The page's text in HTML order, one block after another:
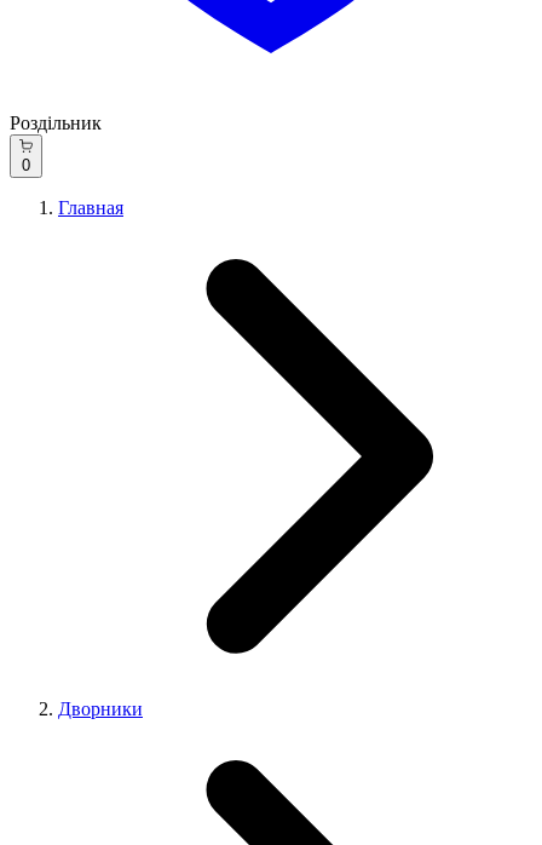
Роздільник
0
Главная
Дворники